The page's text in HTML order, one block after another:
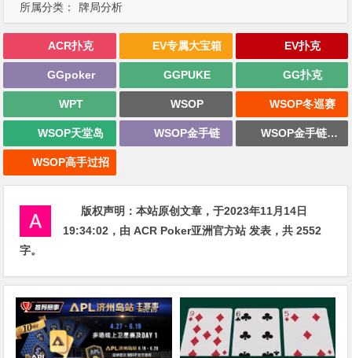
所属分类： 牌局分析
ACR扑克 EV专属大宝箱 EV扑克
GGpoker GGPUKE GG扑克
WPT WSOP WSOP冬巡赛
WSOP天堂岛 WSOP金手链 WSOP金手链战报
WSOP高手过招
版权声明：本站原创文章，于2023年11月14日
19:34:02 ，由ACR Poker亚洲官方站 发表，共 2552
字。